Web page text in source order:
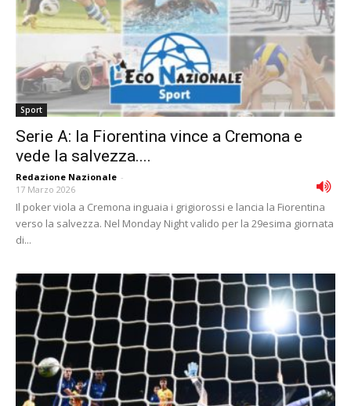
Sport
Serie A: la Fiorentina vince a Cremona e
vede la salvezza....
Redazione Nazionale -
17 Marzo 2026
Il poker viola a Cremona inguaia i grigiorossi e lancia la Fiorentina
verso la salvezza. Nel Monday Night valido per la 29esima giornata
di...